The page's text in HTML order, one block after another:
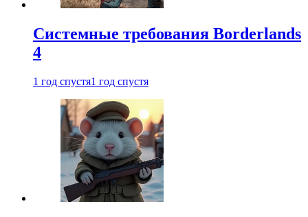
Системные требования Borderlands
4
1 год спустя1 год спустя